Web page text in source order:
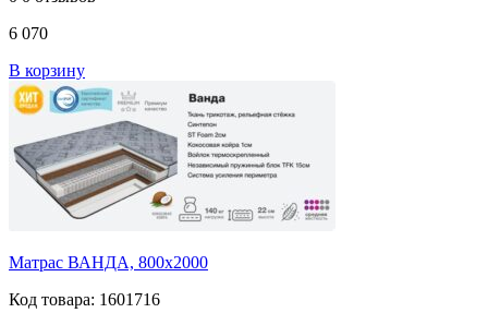
6 070
В корзину
Матрас ВАНДА, 800х2000
Код товара: 1601716